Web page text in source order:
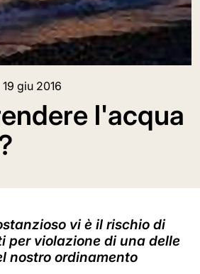
19 giu 2016
l'acqua
vi è il rischio di
per violazione di una delle
nostro ordinamento